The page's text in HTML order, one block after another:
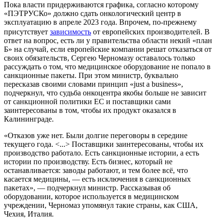
Пока власти придерживаются графика, согласно которому
«ПЭТРУСКо» должно сдать онкологический центр в
эксплуатацию в апреле 2023 года. Впрочем, по-прежнему
присутствует зависимость от европейских производителей. В
ответ на вопрос, есть ли у правительства области некий «план
Б» на случай, если европейские компании решат отказаться от
своих обязательств, Сергею Черномазу оставалось только
рассуждать о том, что медицинское оборудование не попало в
санкционные пакеты. При этом министр, буквально
пересказав своими словами принцип «just a business»,
подчеркнул, что судьба онкоцентра якобы больше не зависит
от санкционной политики ЕС и поставщики сами
заинтересованы в том, чтобы их продукт оказался в
Калининграде.
«Отказов уже нет. Были долгие переговоры в середине
текущего года. <...> Поставщики заинтересованы, чтобы их
производство работало. Есть санкционные истории, а есть
истории по производству. Есть бизнес, который не
останавливается: заводы работают, и тем более всё, что
касается медицины, — есть исключения в санкционных
пакетах», — подчеркнул министр. Рассказывая об
оборудовании, которое используется в медицинском
учреждении, Черномаз упомянул такие страны, как США,
Чехия, Италия.